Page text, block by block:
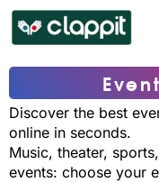
Discover the best
online in seconds.
Music, theater,
events: choose your